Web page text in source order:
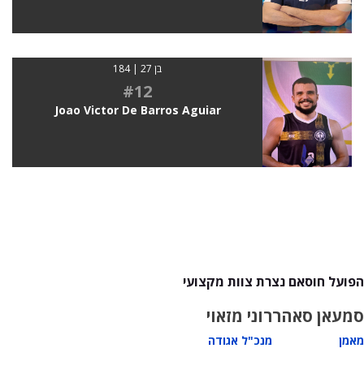
בן 27 | 184
#12
Joao Victor De Barros Aguiar
הפועל חוסאם נצרת צוות מקצועי
סמעאן סאהר
מאמן
רוני מזאוי
מנכ"ל אגודה